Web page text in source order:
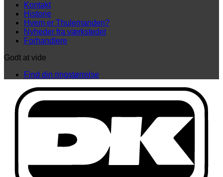
Kontakt
Historie
Hvem er Thulemanden?
Nyheder fra værkstedet
Forhandlere
Godt at vide
Find din ringstørrelse